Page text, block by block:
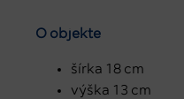
O objekte
šírka 18 cm
výška 13 cm